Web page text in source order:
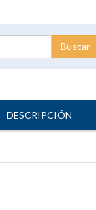
DESCRIPCIÓN